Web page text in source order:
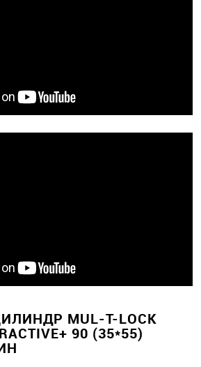
MUL-T-LOCK
90 (35*55)